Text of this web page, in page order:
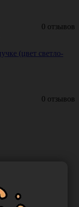
0 отзывов
(цвет светло-
0 отзывов